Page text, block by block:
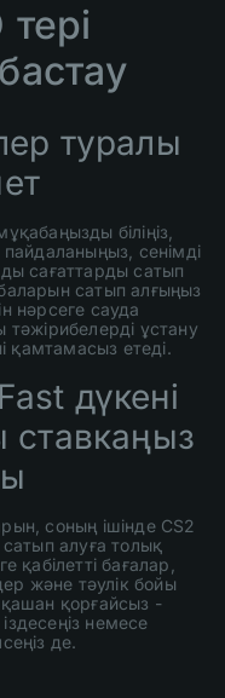
туралы
біліңіз,
пайдаланыңыз, сенімді
сағаттарды сатып
сатып алғыңыз
нәрсеге сауда
ұстану
қамтамасыз етеді.
дүкені
ставкаңыз
соның ішінде CS2
сатып алуға толық
қабілетті бағалар,
және тәулік бойы
қорғайсыз -
немесе
де.